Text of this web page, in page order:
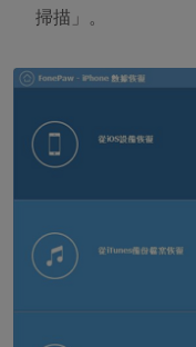
掃描」。